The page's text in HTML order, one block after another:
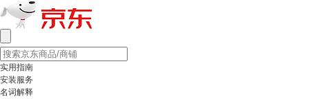
实用指南
安装服务
名词解释